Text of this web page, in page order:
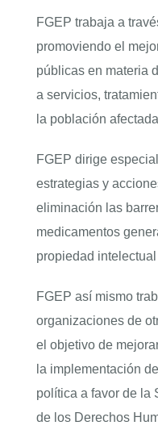
FGEP trabaja a
promoviendo el
públicas en materia
a servicios,
la población
FGEP dirige
estrategias y
eliminación las
medicamentos
propiedad
FGEP así mismo
organizaciones de
el objetivo de
la implementación
política a favor de la
de los Derechos